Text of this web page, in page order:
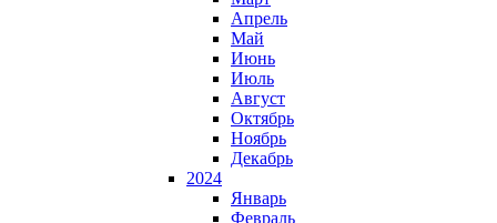
Апрель
Май
Июнь
Июль
Август
Октябрь
Ноябрь
Декабрь
2024
Январь
Февраль